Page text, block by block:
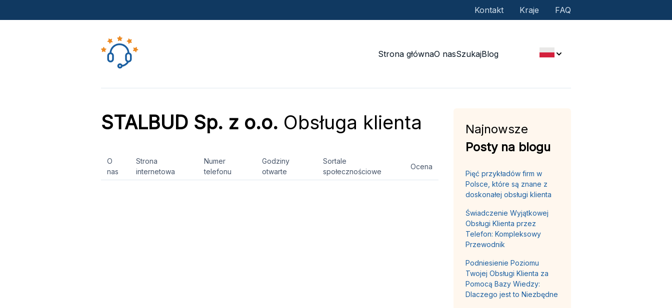
Kontakt Kraje FAQ
Strona głównaO nasSzukajBlog
STALBUD Sp. z o.o. Obsługa klienta
O
nas
Strona
internetowa
Numer
telefonu
Godziny
otwarte
Sortale
społecznościowe
Ocena
Najnowsze
Posty na blogu
Pięć przykładów firm w
Polsce, które są znane z
doskonałej obsługi klienta
Świadczenie Wyjątkowej
Obsługi Klienta przez
Telefon: Kompleksowy
Przewodnik
Podniesienie Poziomu
Twojej Obsługi Klienta za
Pomocą Bazy Wiedzy:
Dlaczego jest to Niezbędne